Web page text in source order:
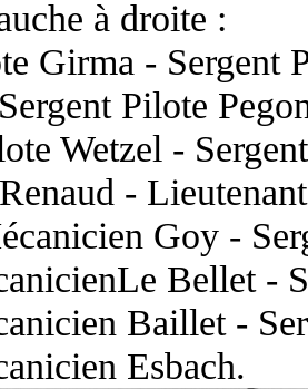
à droite :
Girma - Sergent
Pilote
Wetzel -
-
Goy -
Bellet -
Baillet -
Esbach.